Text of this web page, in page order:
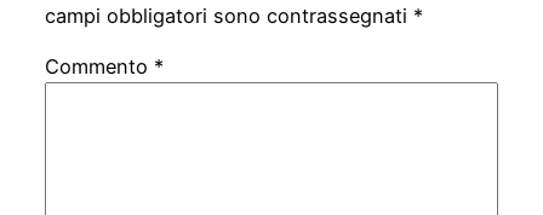
campi obbligatori sono contrassegnati *
Commento *